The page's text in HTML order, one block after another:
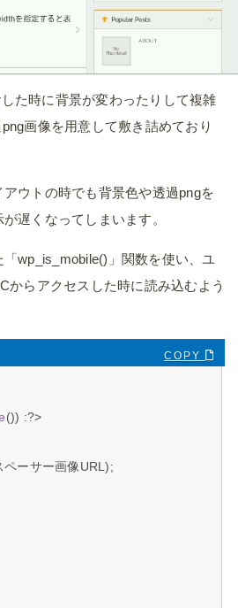
た時に背景が変わったりして複雑
画像を用意して敷き詰めており
ウトの時でも背景色や透過pngを
遅くなってしまいます。
wp_is_mobile()」関数を使い、ユ
からアクセスした時に読み込むよう
ペーサー画像URL);
COPY